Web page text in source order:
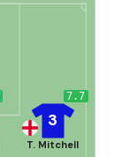
7.7
3
T. Mitchell